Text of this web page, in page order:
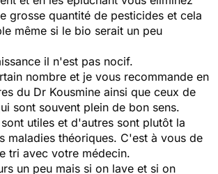
grosse quantité de pesticides et cela
même si le bio serait un peu
il n'est pas nocif.
nombre et je vous recommande en
du Dr Kousmine ainsi que ceux de
sont souvent plein de bon sens.
utiles et d'autres sont plutôt la
maladies théoriques. C'est à vous de
tri avec votre médecin.
un peu mais si on lave et si on